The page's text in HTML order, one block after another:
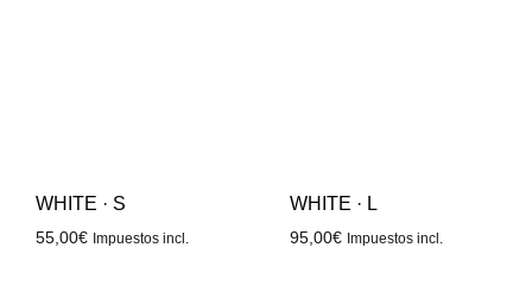
WHITE · S
55,00€ Impuestos incl.
WHITE · L
95,00€ Impuestos incl.